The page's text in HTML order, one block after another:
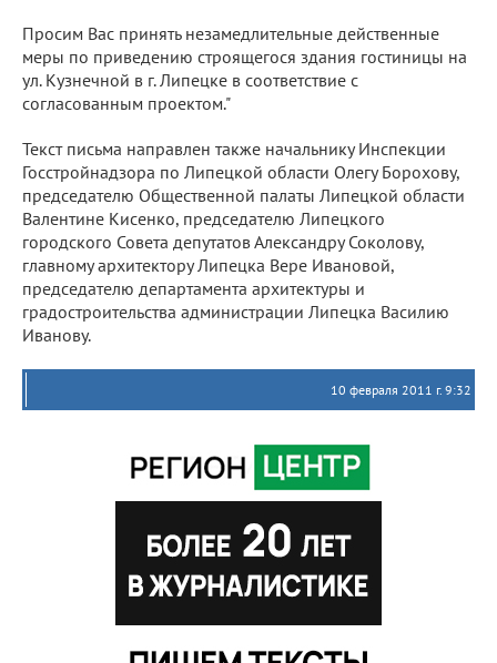
Просим Вас принять незамедлительные действенные
меры по приведению строящегося здания гостиницы на
ул. Кузнечной в г. Липецке в соответствие с
согласованным проектом."
Текст письма направлен также начальнику Инспекции
Госстройнадзора по Липецкой области Олегу Борохову,
председателю Общественной палаты Липецкой области
Валентине Кисенко, председателю Липецкого
городского Совета депутатов Александру Соколову,
главному архитектору Липецка Вере Ивановой,
председателю департамента архитектуры и
градостроительства администрации Липецка Василию
Иванову.
10 февраля 2011 г. 9:32